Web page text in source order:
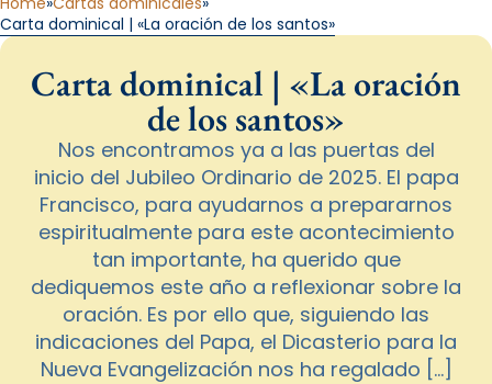
Carta dominical | «La oración de los santos»
Carta dominical | «La oración
de los santos»
Nos encontramos ya a las puertas del
inicio del Jubileo Ordinario de 2025. El papa
Francisco, para ayudarnos a prepararnos
espiritualmente para este acontecimiento
tan importante, ha querido que
dediquemos este año a reflexionar sobre la
oración. Es por ello que, siguiendo las
indicaciones del Papa, el Dicasterio para la
Nueva Evangelización nos ha regalado […]